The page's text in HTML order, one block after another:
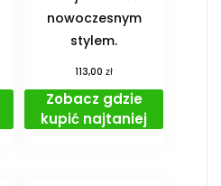
nowoczesnym
stylem.
113,00zł
Zobacz gdzie
kupić najtaniej